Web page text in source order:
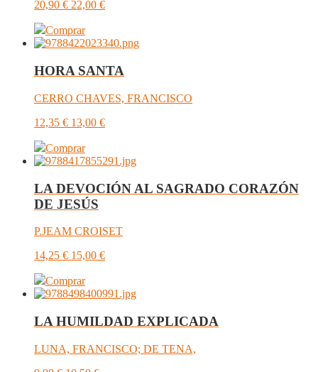
20,90 € 22,00 €
Comprar
HORA SANTA
CERRO CHAVES, FRANCISCO
12,35 € 13,00 €
Comprar
LA DEVOCIÓN AL SAGRADO CORAZÓN
DE JESÚS
P.JEAM CROISET
14,25 € 15,00 €
Comprar
LA HUMILDAD EXPLICADA
LUNA, FRANCISCO; DE TENA,